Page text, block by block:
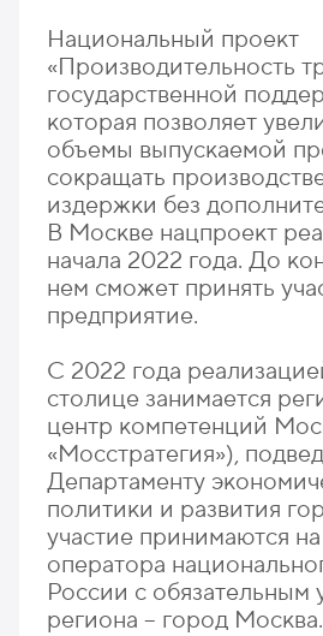
Национальный проект
«Производительность
государственной
которая позволяет
объемы выпускаемой
сокращать
издержки без
В Москве нацпроект
начала 2022 года. До
нем сможет принять
предприятие.
С 2022 года
столице занимается
центр компетенций
«Мосстратегия»),
Департаменту
политики и развития
участие принимаются
оператора
России с обязательным
региона – город Москва.